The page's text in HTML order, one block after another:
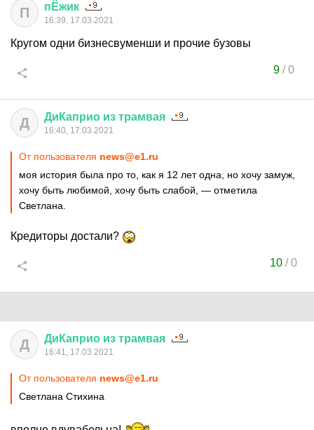
П пЁжик
16:39, 17.03.2021
Кругом одни бизнесвуменши и прочие бузовы
9/0
Д ДиКаприо из трамвая
16:40, 17.03.2021
От пользователя news@e1.ru
моя история была про то, как я 12 лет одна, но хочу замуж,
хочу быть любимой, хочу быть слабой, — отметила
Светлана.
Кредиторы достали?
10 /0
Д ДиКаприо из трамвая
16:41, 17.03.2021
От пользователя news@e1.ru
Светлана Стихина